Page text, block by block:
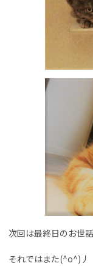
次回は最終日のお世
それではまた(^o^)丿